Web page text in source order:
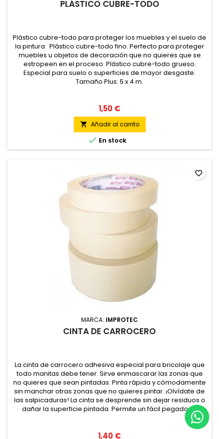
PLÁSTICO CUBRE-TODO
Plástico cubre-todo para proteger los muebles y el suelo de
la pintura. Plástico cubre-todo fino. Perfecto para proteger
muebles u objetos de decoración que no quieres que se
estropeen en el proceso. Plástico cubre-todo grueso.
Especial para suelo o superficies de mayor desgaste.
Tamaño Plus: 5 x 4 m.
1,50 €
 Añadir al carrito
 En stock
MARCA: IMPROTEC
CINTA DE CARROCERO
La cinta de carrocero adhesiva especial para bricolaje que
todo manitas debe tener. Sirve enmascarar las zonas que
no quieres que sean pintadas. Pinta rápida y cómodamente
sin manchar otras zonas que no quieres pintar. ¡Olvídate de
las salpicaduras! La cinta se desprende sin dejar residuos o
dañar la superficie pintada. Permite un fácil pegado y...
1,40 €
favorite_border